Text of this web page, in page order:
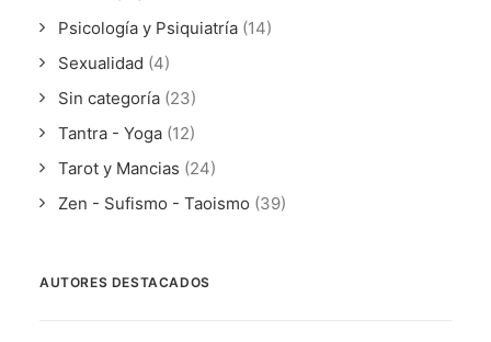
Psicología y Psiquiatría (14)
Sexualidad (4)
Sin categoría (23)
Tantra - Yoga (12)
Tarot y Mancias (24)
Zen - Sufismo - Taoismo (39)
AUTORES DESTACADOS